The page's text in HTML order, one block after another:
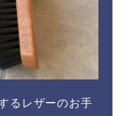
るレザーのお手